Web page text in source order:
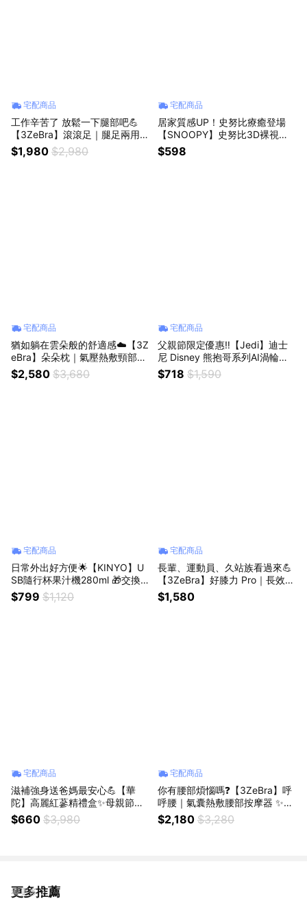
宅配商品
工作辛苦了 放鬆一下腿部吧💪
【3ZeBra】滾滾足｜腿足兩用腳
部按摩器✨仿真指壓揉按✨ (SH
OPPING99)
$1,980 $2,980
宅配商品
居家質感UP！史努比療癒登場
【SNOOPY】史努比3D裸視設
計超薄吸水止滑墊2入組 🌟瞬間
吸水🌟史努比控🌟科技皮革 (SH
$598
宅配商品
猶如躺在雲朵般的舒適感☁️【3Z
eBra】朵朵枕｜氣壓熱敷頸部按
摩器✨立體滾輪揉捏✨ 6片 3D
分層氣囊 (SHOPPING99)
$2,580 $3,680
宅配商品
父親節限定優惠‼️【Jedi】迪士
尼 Disney 熊抱哥系列AI渦輪掛
脖風扇✨自帶巨星風彩✨聖誕禮
物 交換禮物 聖誕節 (SHOPPING
$718 $1,590
宅配商品
日常外出好方便🌟【KINYO】U
SB隨行杯果汁機280ml 🎁交換
禮物🎁聖誕節🎁生日禮物🎁好禮
首選 (SHOPPING99)
$799 $1,120
宅配商品
長輩、運動員、久站族看過來💪
【3ZeBra】好膝力 Pro｜長效鎖
溫膝部按摩器✨三種震動按摩模
式✨工作辛苦了 (SHOPPING99)
$1,580
宅配商品
滋補強身送爸媽最安心💪【華
陀】高麗紅蔘精禮盒✨母親節禮
物✨高麗紅蔘精✨禮盒✨補氣養
身✨滋補強身✨長輩禮推薦✨人
$660 $3,980
宅配商品
你有腰部煩惱嗎❓【3ZeBra】呼
呼腰｜氣囊熱敷腰部按摩器 ✨貼
合腰部曲線✨七種仿真按摩手法
✨六顆能量磁石(SHOPPING99)
$2,180 $3,280
更多推薦
看更多